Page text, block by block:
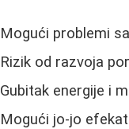
Mogući problemi
Rizik od razvoja
Gubitak energije i
Mogući jo-jo